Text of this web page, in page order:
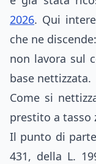
2026. Qui
che ne
non lavora sul
base nettizzata.
Come si
prestito a tasso
Il punto di
431, della L.